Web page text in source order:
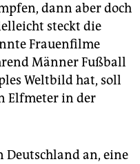
dann aber doch
steckt die
Frauenfilme
Männer Fußball
Weltbild hat, soll
Elfmeter in der
Deutschland an, eine